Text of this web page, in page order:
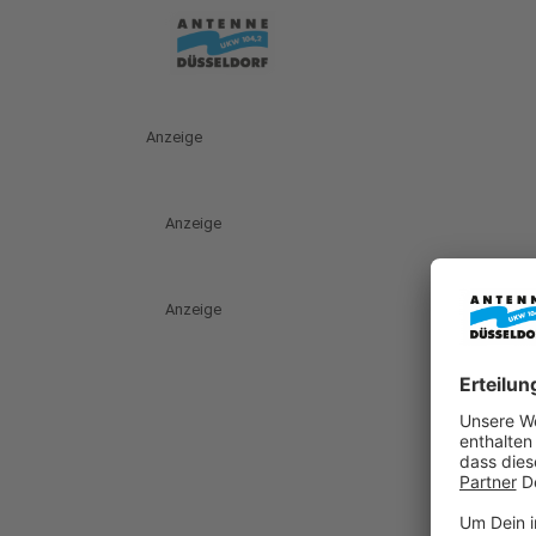
Anzeige
Anzeige
Anzeige